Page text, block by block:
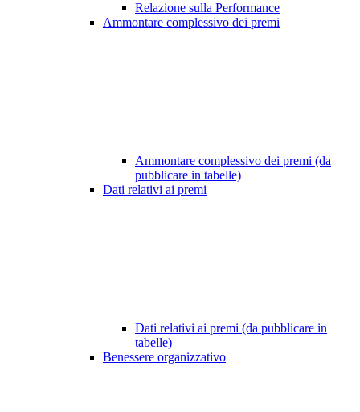
Relazione sulla Performance
Ammontare complessivo dei premi
Ammontare complessivo dei premi (da
pubblicare in tabelle)
Dati relativi ai premi
Dati relativi ai premi (da pubblicare in
tabelle)
Benessere organizzativo